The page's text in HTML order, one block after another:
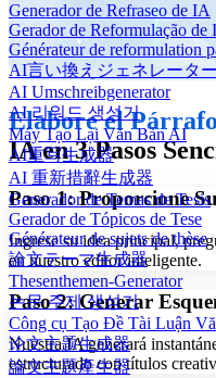
Generador de Refraseo de IA
Gerador de Reformulação de
Générateur de reformulation
AI言い換えジェネレーター
AI Umschreibgenerator
AI 리워드 생성기
Máy Tạo Lại Văn Bản AI
AI重写生成器
AI 重新措辭生成器
Generador de Temas de Tesis
Gerador de Tópicos de Tese
Générateur de sujets de thèse
論文テーマ生成器
Thesenthemen-Generator
논문 주제 생성기
Công cụ Tạo Đề Tài Luận
论文主题生成器
論文主題產生器
Elabore el
IA en 3 Pasos
Paso 1: Proporcione
Ingrese su idea principal,
en nuestro editor inteligente.
Paso 2: Generar
Nuestra IA generará
estructurado con títulos